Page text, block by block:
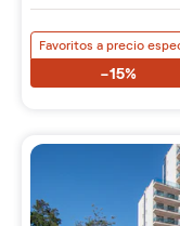
Favoritos a precio
-15%